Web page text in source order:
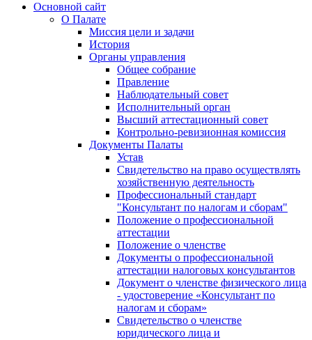
Основной сайт
О Палате
Миссия цели и задачи
История
Органы управления
Общее собрание
Правление
Наблюдательный совет
Исполнительный орган
Высший аттестационный совет
Контрольно-ревизионная комиссия
Документы Палаты
Устав
Свидетельство на право осуществлять
хозяйственную деятельность
Профессиональный стандарт
"Консультант по налогам и сборам"
Положение о профессиональной
аттестации
Положение о членстве
Документы о профессиональной
аттестации налоговых консультантов
Документ о членстве физического лица
- удостоверение «Консультант по
налогам и сборам»
Свидетельство о членстве
юридического лица и